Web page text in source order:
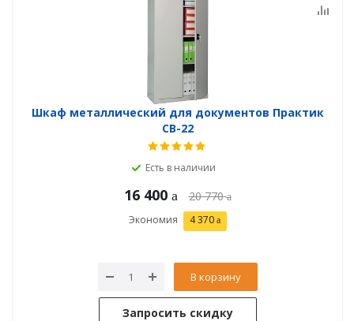
Шкаф металлический для документов Практик
СВ-22
Есть в наличии
16 400 20 770
Экономия 4 370
В корзину
Запросить скидку